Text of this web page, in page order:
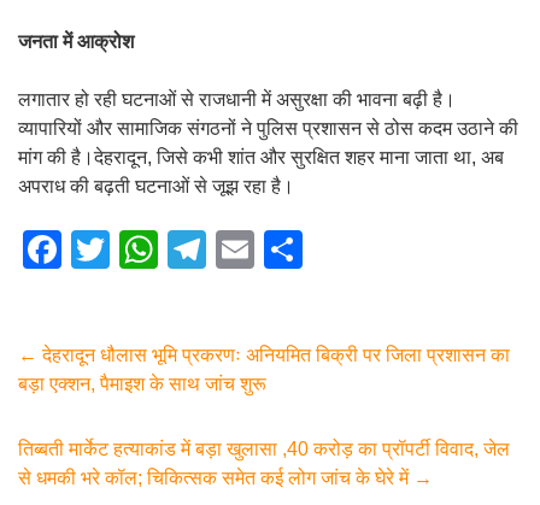
जनता में आक्रोश
लगातार हो रही घटनाओं से राजधानी में असुरक्षा की भावना बढ़ी है।
व्यापारियों और सामाजिक संगठनों ने पुलिस प्रशासन से ठोस कदम उठाने की
मांग की है।देहरादून, जिसे कभी शांत और सुरक्षित शहर माना जाता था, अब
अपराध की बढ़ती घटनाओं से जूझ रहा है।
F
e
b
o
o
T
er
W
s
A
p
p
T
gr
a
m
E
e
← देहरादून धौलास भूमि प्रकरणः अनियमित बिक्री पर जिला प्रशासन का
बड़ा एक्शन, पैमाइश के साथ जांच शुरू
तिब्बती मार्केट हत्याकांड में बड़ा खुलासा ,40 करोड़ का प्रॉपर्टी विवाद, जेल
से धमकी भरे कॉल; चिकित्सक समेत कई लोग जांच के घेरे में →